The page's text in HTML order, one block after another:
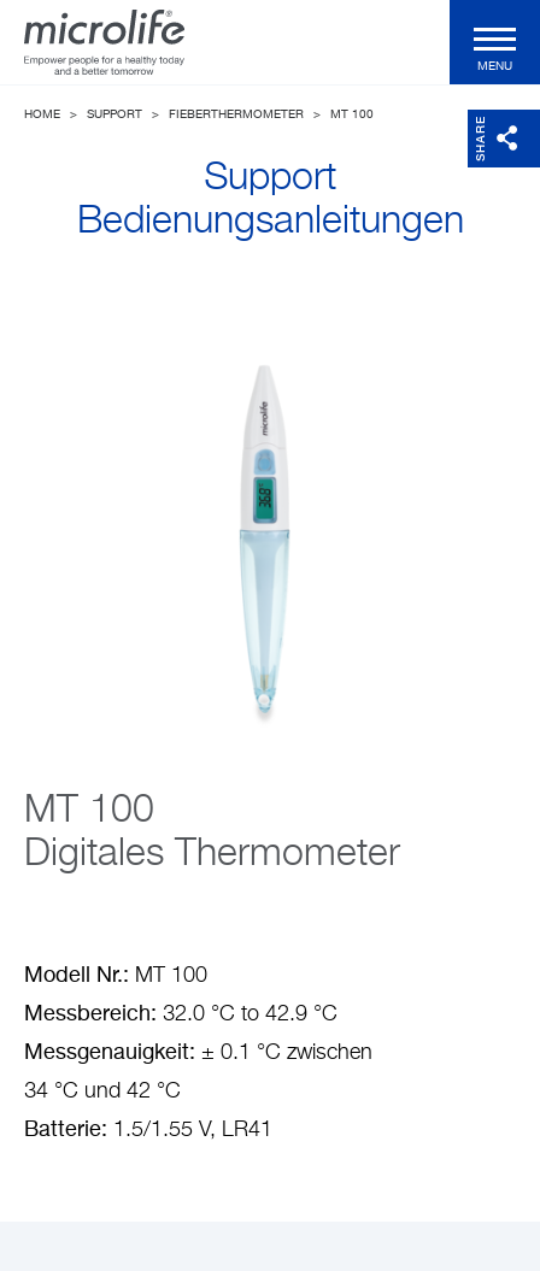
WatchBP Produkte
MENU
SHARE
HOME > SUPPORT > FIEBERTHERMOMETER > MT 100
Support
Bedienungsanleitungen
MT 100
Digitales Thermometer
Modell Nr.: MT 100
Messbereich: 32.0 °C to 42.9 °C
Messgenauigkeit: ± 0.1 °C zwischen
34 °C und 42 °C
Batterie: 1.5/1.55 V, LR41